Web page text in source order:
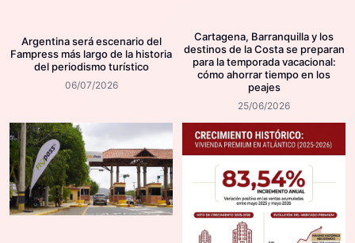
Argentina será escenario del
Fampress más largo de la historia
del periodismo turístico
06/07/2026
Cartagena, Barranquilla y los
destinos de la Costa se preparan
para la temporada vacacional:
cómo ahorrar tiempo en los
peajes
25/06/2026